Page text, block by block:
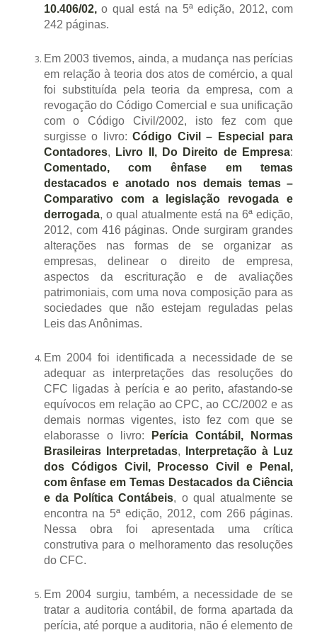
10.406/02,o qual está na 5ª edição, 2012, com
242 páginas.
Em 2003 tivemos, ainda, a mudança nas perícias
em relação à teoria dos atos de comércio, a qual
foi substituída pela teoria da empresa, com a
revogação do Código Comercial e sua unificação
com o Código Civil/2002, isto fez com que
surgisse o livro:Código Civil – Especial para
Contadores, Livro II, Do Direito de Empresa:
Comentado, com ênfase em temas
destacados e anotado nos demais temas –
Comparativo com a legislação revogada e
derrogada, o qual atualmente está na 6ª edição,
2012, com 416 páginas. Onde surgiram grandes
alterações nas formas de se organizar as
empresas, delinear o direito de empresa,
aspectos da escrituração e de avaliações
patrimoniais, com uma nova composição para as
sociedades que não estejam reguladas pelas
Leis das Anônimas.
Em 2004 foi identificada a necessidade de se
adequar as interpretações das resoluções do
CFC ligadas à perícia e ao perito, afastando-se
equívocos em relação ao CPC, ao CC/2002 e as
demais normas vigentes, isto fez com que se
elaborasse o livro:
Perícia Contábil, Normas
Brasileiras Interpretadas,
Interpretação à Luz
dos Códigos Civil, Processo Civil e Penal,
com ênfase em Temas Destacados da Ciência
e da Política Contábeis, o qual atualmente se
encontra na 5ª edição, 2012, com 266 páginas.
Nessa obra foi apresentada uma crítica
construtiva para o melhoramento das resoluções
do CFC.
Em 2004 surgiu, também, a necessidade de se
tratar a auditoria contábil, de forma apartada da
perícia, até porque a auditoria, não é elemento de